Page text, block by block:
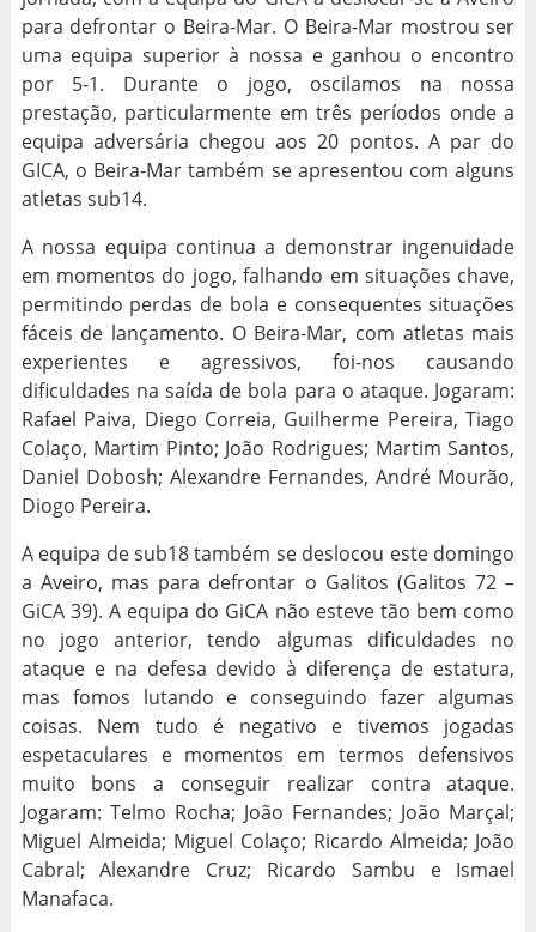
para defrontar o Beira-Mar. O Beira-Mar mostrou ser
uma equipa superior à nossa e ganhou o encontro
por 5-1. Durante o jogo, oscilamos na nossa
prestação, particularmente em três períodos onde a
equipa adversária chegou aos 20 pontos. A par do
GICA, o Beira-Mar também se apresentou com alguns
atletas sub14.
A nossa equipa continua a demonstrar ingenuidade
em momentos do jogo, falhando em situações chave,
permitindo perdas de bola e consequentes situações
fáceis de lançamento. O Beira-Mar, com atletas mais
experientes e agressivos, foi-nos causando
dificuldades na saída de bola para o ataque. Jogaram:
Rafael Paiva, Diego Correia, Guilherme Pereira, Tiago
Colaço, Martim Pinto; João Rodrigues; Martim Santos,
Daniel Dobosh; Alexandre Fernandes, André Mourão,
Diogo Pereira.
A equipa de sub18 também se deslocou este domingo
a Aveiro, mas para defrontar o Galitos (Galitos 72 –
GiCA 39). A equipa do GiCA não esteve tão bem como
no jogo anterior, tendo algumas dificuldades no
ataque e na defesa devido à diferença de estatura,
mas fomos lutando e conseguindo fazer algumas
coisas. Nem tudo é negativo e tivemos jogadas
espetaculares e momentos em termos defensivos
muito bons a conseguir realizar contra ataque.
Jogaram: Telmo Rocha; João Fernandes; João Marçal;
Miguel Almeida; Miguel Colaço; Ricardo Almeida; João
Cabral; Alexandre Cruz; Ricardo Sambu e Ismael
Manafaca.